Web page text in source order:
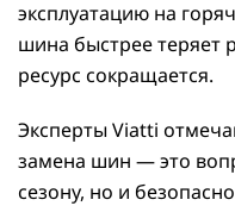
эксплуатацию на
шина быстрее теряет
ресурс сокращается.
Эксперты Viatti
замена шин — это
сезону, но и